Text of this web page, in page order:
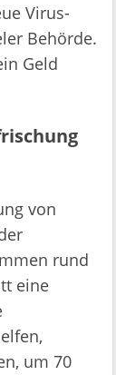
Virus-
Behörde.
Geld
von
rund
eine
um 70